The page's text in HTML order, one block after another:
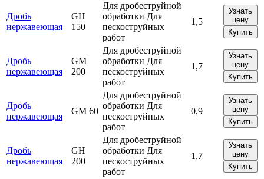
Дробь
нержавеющая
GH
150
Для дробеструйной
обработки Для
пескоструйных
работ
1,5
Узнать
цену
Купить
Дробь
нержавеющая
GM
200
Для дробеструйной
обработки Для
пескоструйных
работ
1,7
Узнать
цену
Купить
Дробь
нержавеющая
GM 60
Для дробеструйной
обработки Для
пескоструйных
работ
0,9
Узнать
цену
Купить
Дробь
нержавеющая
GH
200
Для дробеструйной
обработки Для
пескоструйных
работ
1,7
Узнать
цену
Купить